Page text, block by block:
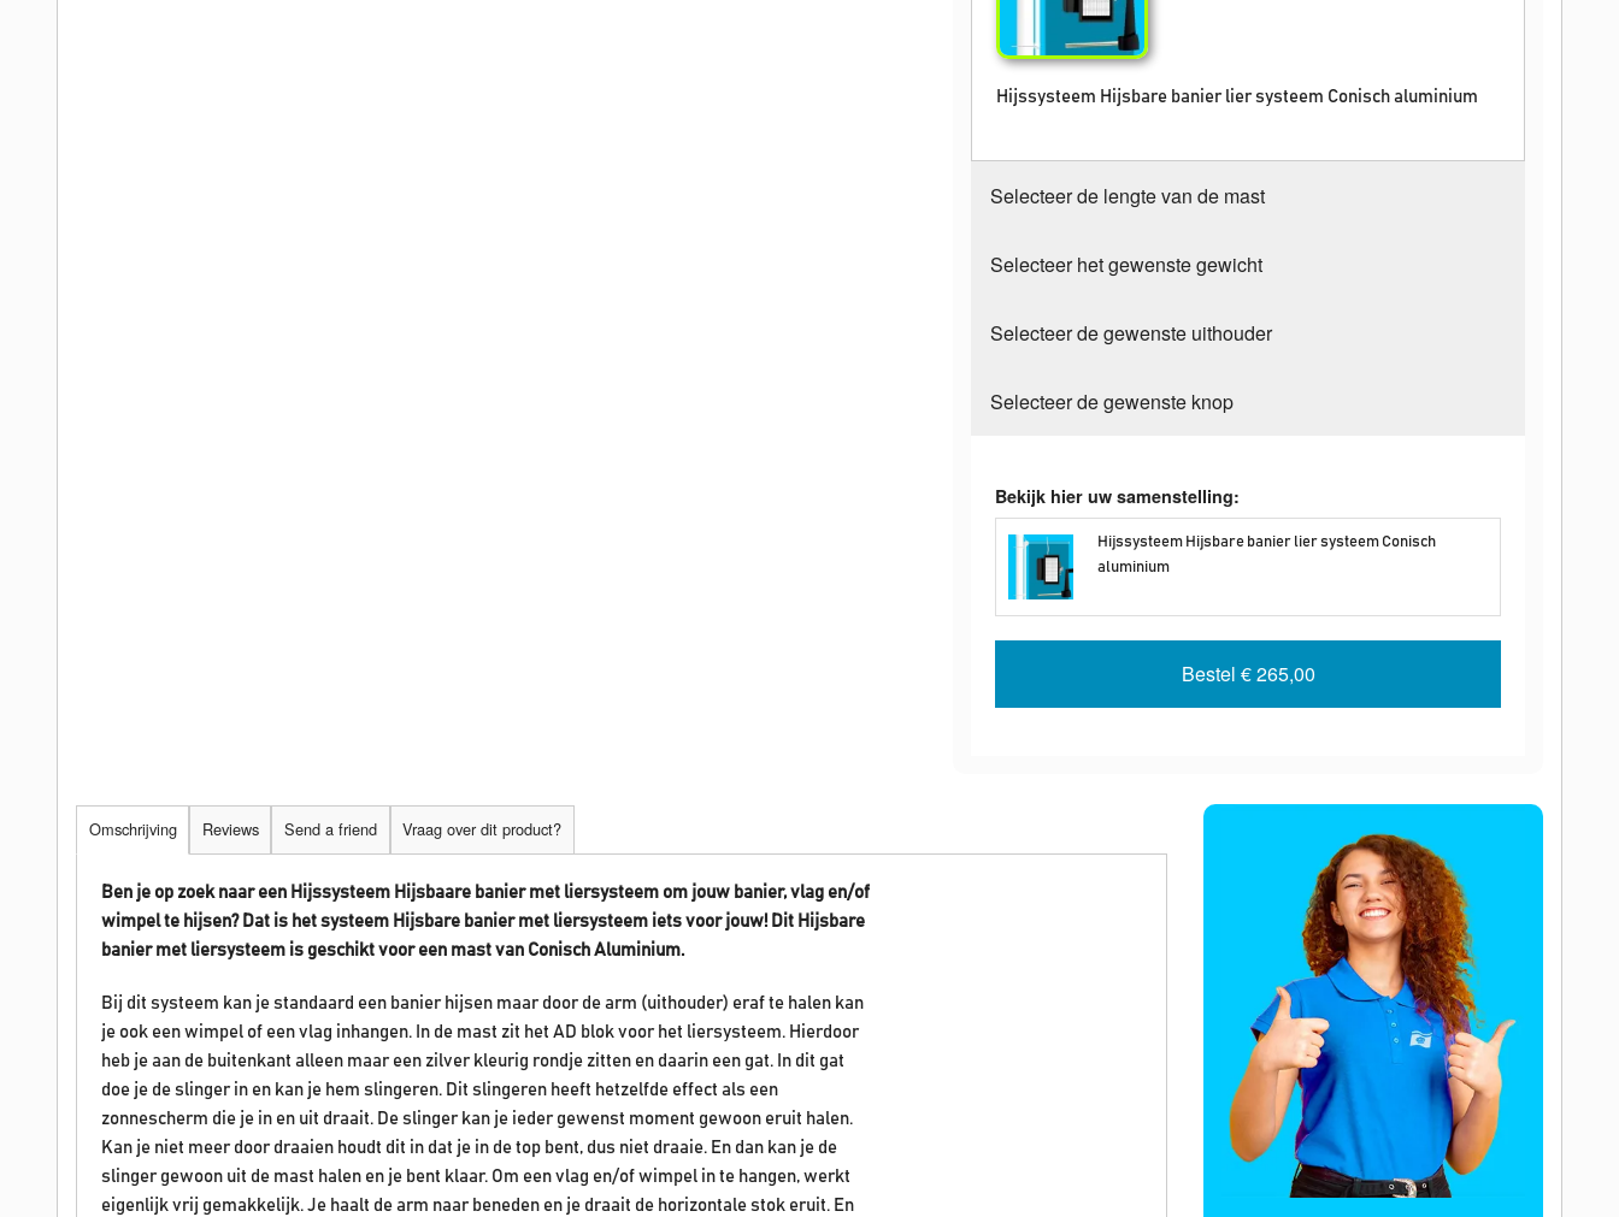
Hijssysteem Hijsbare banier lier systeem Conisch aluminium
Selecteer de lengte van de mast
Selecteer het gewenste gewicht
Selecteer de gewenste uithouder
Selecteer de gewenste knop
Bekijk hier uw samenstelling:
Hijssysteem Hijsbare banier lier systeem Conisch
aluminium
Bestel € 265,00
Omschrijving Reviews Send a friend Vraag over dit product?
Ben je op zoek naar een Hijssysteem Hijsbaare banier met liersysteem om jouw banier, vlag en/of
wimpel te hijsen? Dat is het systeem Hijsbare banier met liersysteem iets voor jouw! Dit Hijsbare
banier met liersysteem is geschikt voor een mast van Conisch Aluminium.
Bij dit systeem kan je standaard een banier hijsen maar door de arm (uithouder) eraf te halen kan
je ook een wimpel of een vlag inhangen. In de mast zit het AD blok voor het liersysteem. Hierdoor
heb je aan de buitenkant alleen maar een zilver kleurig rondje zitten en daarin een gat. In dit gat
doe je de slinger in en kan je hem slingeren. Dit slingeren heeft hetzelfde effect als een
zonnescherm die je in en uit draait. De slinger kan je ieder gewenst moment gewoon eruit halen.
Kan je niet meer door draaien houdt dit in dat je in de top bent, dus niet draaie. En dan kan je de
slinger gewoon uit de mast halen en je bent klaar. Om een vlag en/of wimpel in te hangen, werkt
eigenlijk vrij gemakkelijk. Je haalt de arm naar beneden en je draait de horizontale stok eruit. En